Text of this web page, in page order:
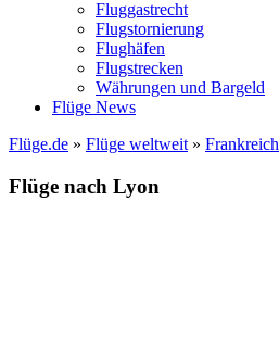
Fluggastrecht
Flugstornierung
Flughäfen
Flugstrecken
Währungen und Bargeld
Flüge News
Flüge.de » Flüge weltweit » Frankreich
Flüge nach Lyon